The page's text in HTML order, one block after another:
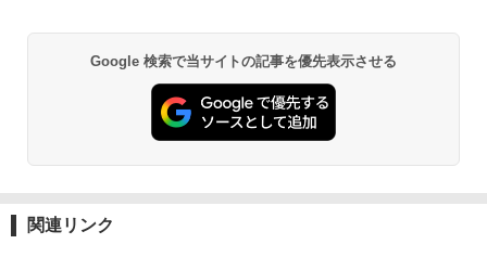
A09 地球の歩き方 イタリア 2026～2027 地
球の歩き方A ヨーロッパ
￥2,479
￥6,831
PYKES PEAK (パイクスピーク) 着替えテン
ト プライバシー テント 【中が透けない】 1
人用 折りたたみ 防災グッズ 災害用トイレ ビ
易 トイレテント (ブラック)
GRANDOOR ステンレス保冷剤 2個セット 2
コンパクト 保冷力長持ち
￥2,980
Google 検索で当サイトの記事を優先表示させる
関連リンク